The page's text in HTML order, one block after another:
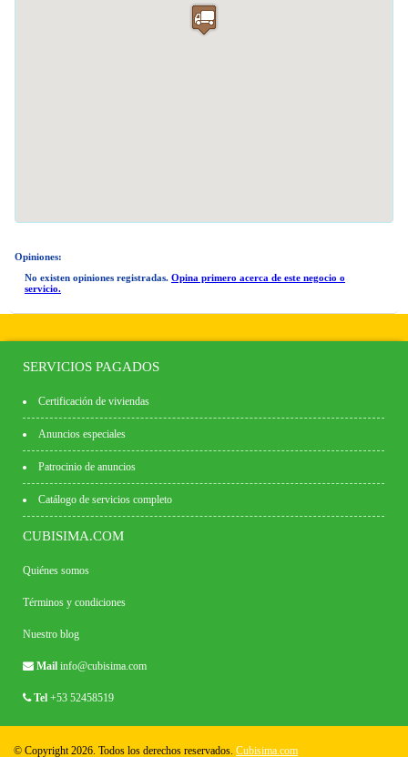
Opiniones:
No existen opiniones registradas. Opina primero acerca de este negocio o
servicio.
SERVICIOS PAGADOS
Certificación de viviendas
Anuncios especiales
Patrocinio de anuncios
Catálogo de servicios completo
CUBISIMA.COM
Quiénes somos
Términos y condiciones
Nuestro blog
Mail info@cubisima.com
Tel +53 52458519
© Copyright 2026. Todos los derechos reservados. Cubisima.com